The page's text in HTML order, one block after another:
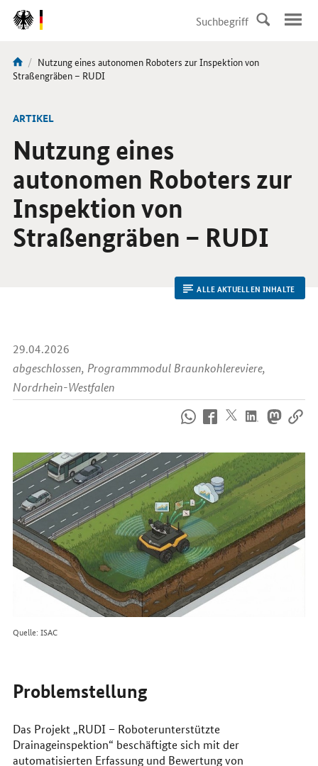
DirektZu:
Navigation
Sie
sind
Aktuelle
Seite:
Nutzung eines autonomen Roboters zur Inspektion von
Straßengräben – RUDI
ARTIKEL
Nutzung eines
autonomen Roboters zur
Inspektion von
Straßengräben – RUDI
ALLE AKTUELLEN INHALTE
29.04.2026
abgeschlossen, Programmmodul Braunkohlereviere,
Nordrhein-Westfalen
uns
im
Internet
Quelle: ISAC
Problemstellung
Das Projekt „RUDI – Roboterunterstützte
Drainageinspektion“ beschäftigte sich mit der
automatisierten Erfassung und Bewertung von